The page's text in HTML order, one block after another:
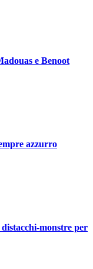
e Benoot
azzurro
monstre per